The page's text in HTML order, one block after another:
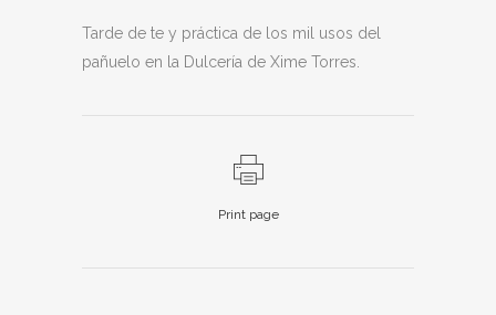
Tarde de te y práctica de los mil usos del
pañuelo en la Dulcería de Xime Torres.
Print page